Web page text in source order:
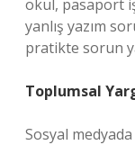
okul, pasaport
yanlış yazım
pratikte sorun
Toplumsal
Sosyal